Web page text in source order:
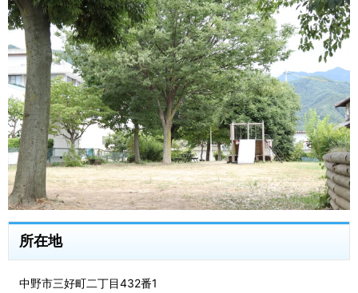
所在地
中野市三好町二丁目432番1